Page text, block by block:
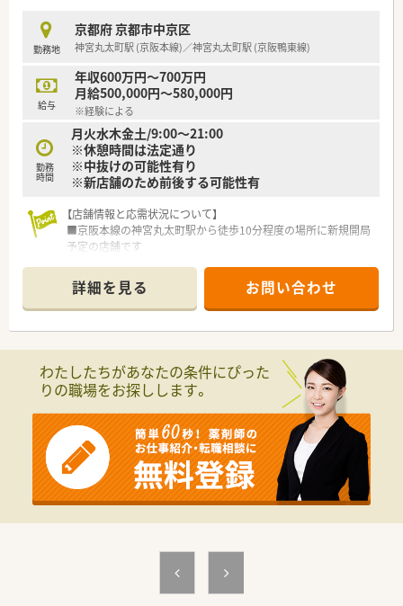
ンに関わるなど自由度の高さが魅力です。
■薬剤師の独立開業を支援する独自の制度を完備しており、多く
の薬剤師が夢を実現しています。
【求人情報について】
■ご経験やスキルを十分に考慮し、年俸制で500万円から600万
円以上も目指せる求人です。
■休日は日曜祝日と他シフトによる週休2日制で、年間休日は
120日程度を確保しております。
■定年は65歳、再雇用制度は70歳まであり、腰を据えて長く正社
員として働きたい方に最適です。
勤務地
京都府 京都市中京区
神宮丸太町駅 (京阪本線)／神宮丸太町駅 (京阪鴨東線)
給与
年収600万円～700万円
月給500,000円～580,000円
※経験による
勤務
時間
月火水木金土/9:00～21:00
※休憩時間は法定通り
※中抜けの可能性有り
※新店舗のため前後する可能性有
【店舗情報と応需状況について】
■京阪本線の神宮丸太町駅から徒歩10分程度の場所に新規開局
予定の店舗です
ら70枚程度を応需する見込みです
■薬剤師2名と事務員数名という人員体制で、協力しながら業務
を進めていく環境です
■2025年9月の新規オープンに伴い、オープニングスタッフとし
て管理薬剤師を募集します
■もう1名の薬剤師が若手のため、経験豊富で指導的な役割を担
■地域医療への貢献に意欲があり、主体的に店舗運営に携わって
いただける方を歓迎します
【想定される業務内容】
■管理薬剤師として調剤、監査、服薬指導といった一連の薬剤師
業務全般をお任せします
■地域住民の健康をサポートするため、OTC医薬品の販売にも積
■将来的には個人宅や介護施設への在宅業務も担っていただく
詳細を見る お問い合わせ
わたしたちがあなたの条件にぴった
りの職場をお探しします。